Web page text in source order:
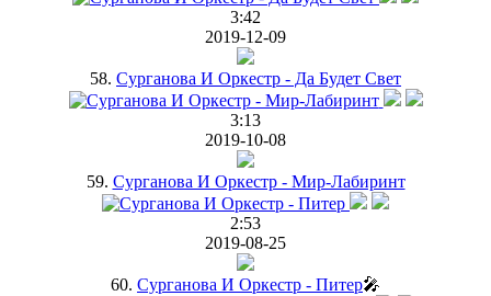
3:42
2019-12-09
58. Сурганова И Оркестр - Да Будет Свет
3:13
2019-10-08
59. Сурганова И Оркестр - Мир-Лабиринт
2:53
2019-08-25
60. Сурганова И Оркестр - Питер🎤